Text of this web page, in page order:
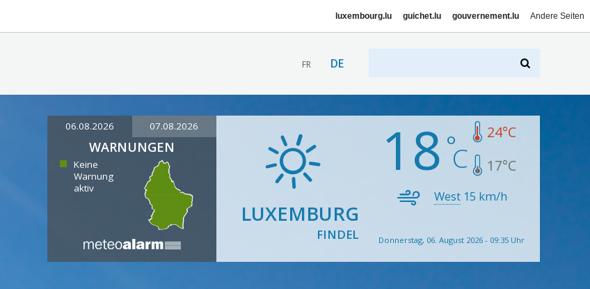
luxembourg.lu guichet.lu gouvernement.lu Andere Seiten
FR DE
06.08.2026 07.08.2026
WARNUNGEN
Keine
Warnung
aktiv
LUXEMBURG
FINDEL
18 24°C
17°C
West 15 km/h
Donnerstag, 06. August 2026 - 09:35 Uhr